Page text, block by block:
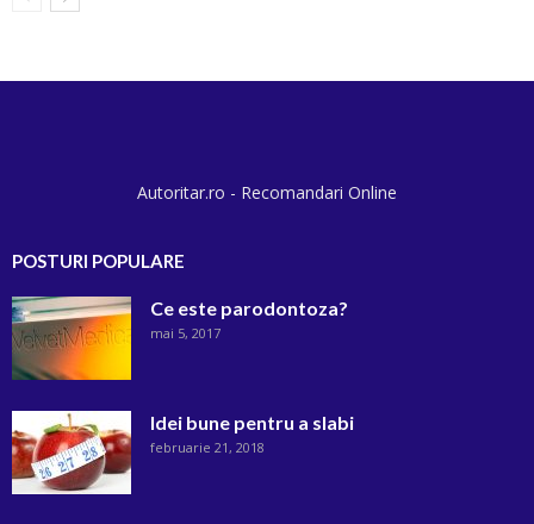
Autoritar.ro - Recomandari Online
POSTURI POPULARE
Ce este parodontoza?
mai 5, 2017
Idei bune pentru a slabi
februarie 21, 2018